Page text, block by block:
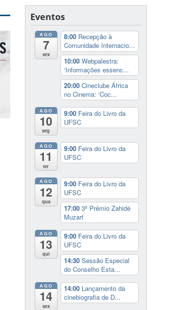
Eventos
AGO
7
sex
8:00 Recepção à
Comunidade Internacio...
10:00 Webpalestra:
‘Informações essenc...
20:00 Cineclube África
no Cinema: ‘Coc...
AGO
10
seg
9:00 Feira do Livro da
UFSC
AGO
11
ter
9:00 Feira do Livro da
UFSC
AGO
12
qua
9:00 Feira do Livro da
UFSC
17:00 3º Prêmio Zahidé
Muzart
AGO
13
qui
9:00 Feira do Livro da
UFSC
14:30 Sessão Especial
do Conselho Esta...
AGO
14
sex
14:00 Lançamento da
cinebiografia de D...